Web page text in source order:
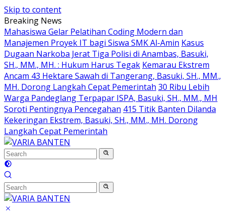
Skip to content
Breaking News
Mahasiswa Gelar Pelatihan Coding Modern dan
Manajemen Proyek IT bagi Siswa SMK Al-Amin Kasus
Dugaan Narkoba Jerat Tiga Polisi di Anambas, Basuki,
SH., MM., MH. : Hukum Harus Tegak Kemarau Ekstrem
Ancam 43 Hektare Sawah di Tangerang, Basuki, SH., MM.,
MH. Dorong Langkah Cepat Pemerintah 30 Ribu Lebih
Warga Pandeglang Terpapar ISPA, Basuki, SH., MM., MH
Soroti Pentingnya Pencegahan 415 Titik Banten Dilanda
Kekeringan Ekstrem, Basuki, SH., MM., MH. Dorong
Langkah Cepat Pemerintah